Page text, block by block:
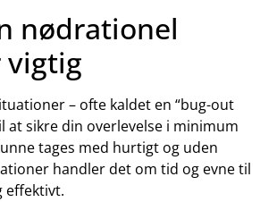
nødrationel
– ofte kaldet en “bug-out
at sikre din overlevelse i minimum
tages med hurtigt og uden
handler det om tid og evne til
effektivt.